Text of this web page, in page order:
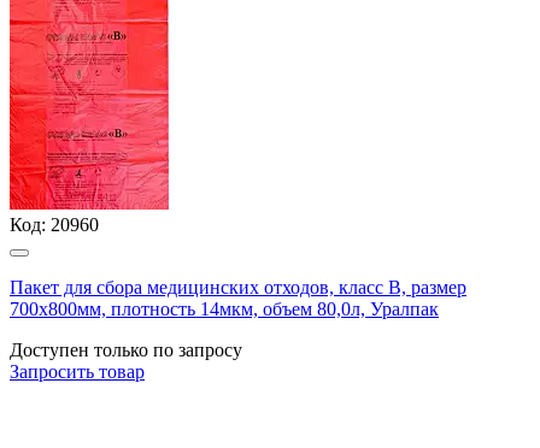
Код: 20960
Пакет для сбора медицинских отходов, класс В, размер
700х800мм, плотность 14мкм, объем 80,0л, Уралпак
Доступен только по запросу
Запросить товар